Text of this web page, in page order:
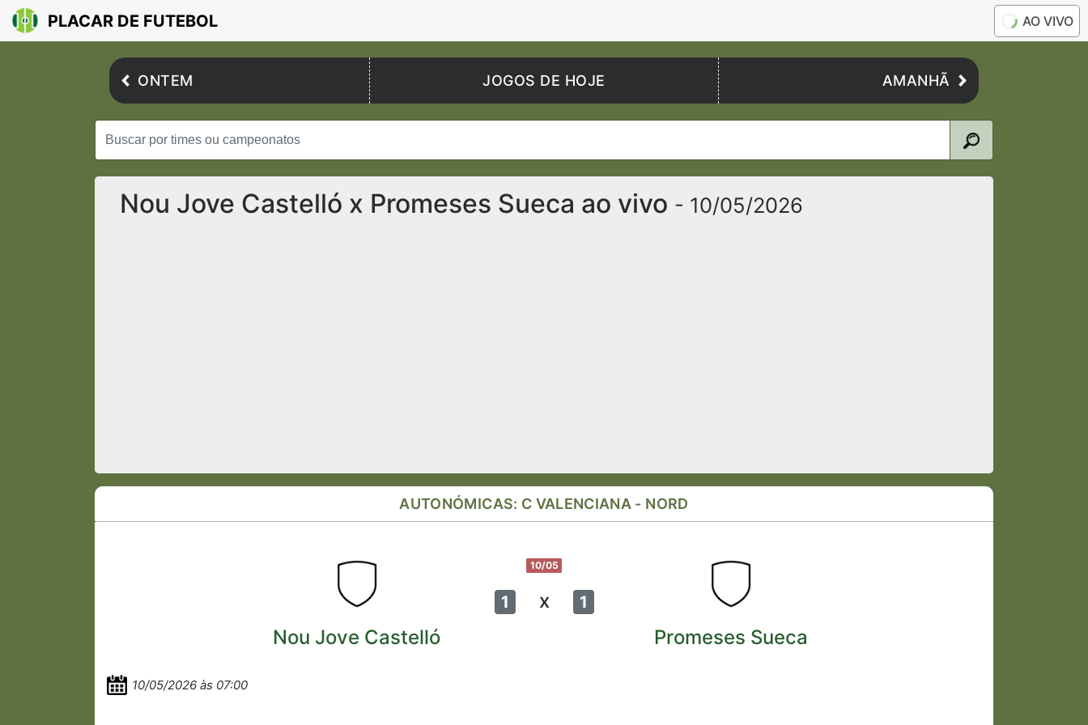
PLACAR DE FUTEBOL AO VIVO
ONTEM JOGOS DE HOJE AMANHÃ
Nou Jove Castelló x Promeses Sueca ao vivo - 10/05/2026
AUTONÓMICAS: C VALENCIANA - NORD
10/05
1 x 1
Nou Jove Castelló Promeses Sueca
10/05/2026 às 07:00